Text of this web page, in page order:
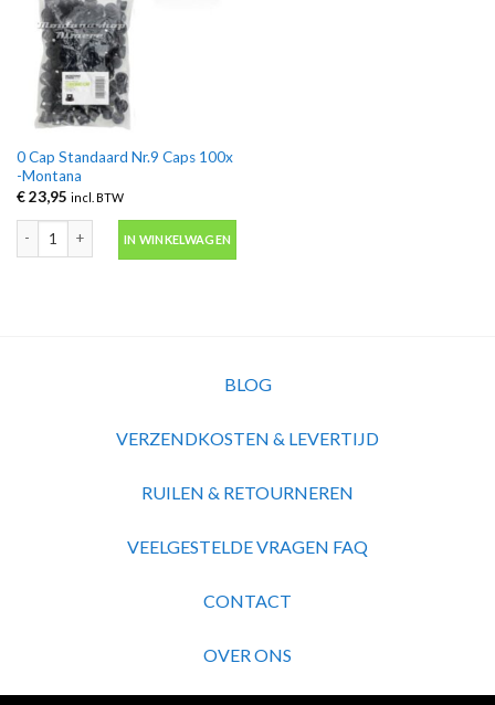
0 Cap Standaard Nr.9 Caps 100x
-Montana
€23,95 incl. BTW
IN WINKELWAGEN
BLOG
VERZENDKOSTEN & LEVERTIJD
RUILEN & RETOURNEREN
VEELGESTELDE VRAGEN FAQ
CONTACT
OVER ONS